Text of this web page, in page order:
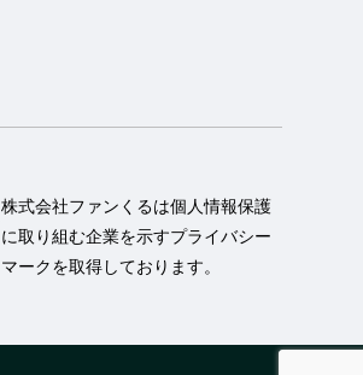
株式会社ファンくるは個人情報保護
に取り組む企業を示すプライバシー
マークを取得しております。